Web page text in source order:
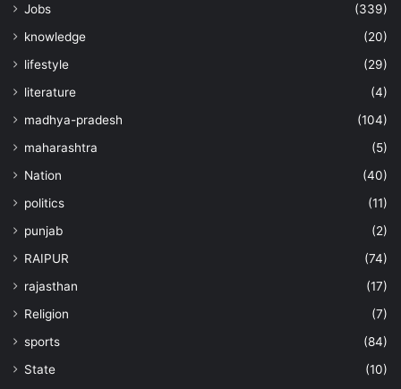
Jobs
(339)
knowledge
(20)
lifestyle
(29)
literature
(4)
madhya-pradesh
(104)
maharashtra
(5)
Nation
(40)
politics
(11)
punjab
(2)
RAIPUR
(74)
rajasthan
(17)
Religion
(7)
sports
(84)
State
(10)